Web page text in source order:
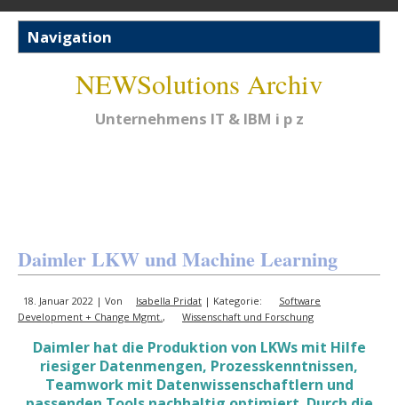
NEWSolutions Archiv
Unternehmens IT & IBM i p z
Daimler LKW und Machine Learning
18. Januar 2022 | Von Isabella Pridat | Kategorie:
Software
Development + Change Mgmt., Wissenschaft und Forschung
Daimler hat die Produktion von LKWs mit Hilfe
riesiger Datenmengen, Prozesskenntnissen,
Teamwork mit Datenwissenschaftlern und